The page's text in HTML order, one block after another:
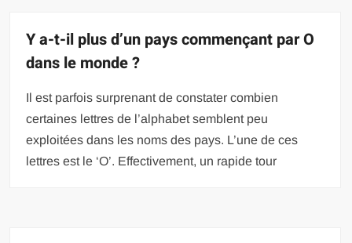
Y a-t-il plus d’un pays commençant par O
dans le monde ?
Il est parfois surprenant de constater combien
certaines lettres de l’alphabet semblent peu
exploitées dans les noms des pays. L’une de ces
lettres est le ‘O’. Effectivement, un rapide tour